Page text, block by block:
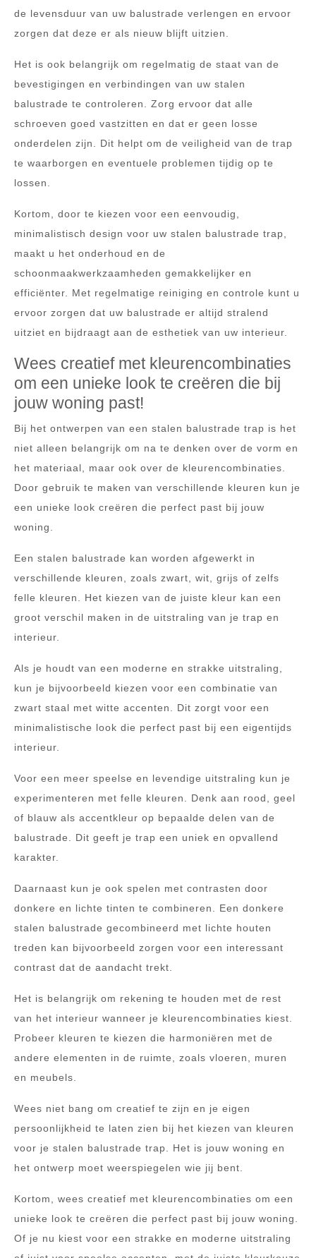
de levensduur van uw balustrade verlengen en ervoor
zorgen dat deze er als nieuw blijft uitzien.
Het is ook belangrijk om regelmatig de staat van de
bevestigingen en verbindingen van uw stalen
balustrade te controleren. Zorg ervoor dat alle
schroeven goed vastzitten en dat er geen losse
onderdelen zijn. Dit helpt om de veiligheid van de trap
te waarborgen en eventuele problemen tijdig op te
lossen.
Kortom, door te kiezen voor een eenvoudig,
minimalistisch design voor uw stalen balustrade trap,
maakt u het onderhoud en de
schoonmaakwerkzaamheden gemakkelijker en
efficiënter. Met regelmatige reiniging en controle kunt u
ervoor zorgen dat uw balustrade er altijd stralend
uitziet en bijdraagt aan de esthetiek van uw interieur.
Wees creatief met kleurencombinaties
om een unieke look te creëren die bij
jouw woning past!
Bij het ontwerpen van een stalen balustrade trap is het
niet alleen belangrijk om na te denken over de vorm en
het materiaal, maar ook over de kleurencombinaties.
Door gebruik te maken van verschillende kleuren kun je
een unieke look creëren die perfect past bij jouw
woning.
Een stalen balustrade kan worden afgewerkt in
verschillende kleuren, zoals zwart, wit, grijs of zelfs
felle kleuren. Het kiezen van de juiste kleur kan een
groot verschil maken in de uitstraling van je trap en
interieur.
Als je houdt van een moderne en strakke uitstraling,
kun je bijvoorbeeld kiezen voor een combinatie van
zwart staal met witte accenten. Dit zorgt voor een
minimalistische look die perfect past bij een eigentijds
interieur.
Voor een meer speelse en levendige uitstraling kun je
experimenteren met felle kleuren. Denk aan rood, geel
of blauw als accentkleur op bepaalde delen van de
balustrade. Dit geeft je trap een uniek en opvallend
karakter.
Daarnaast kun je ook spelen met contrasten door
donkere en lichte tinten te combineren. Een donkere
stalen balustrade gecombineerd met lichte houten
treden kan bijvoorbeeld zorgen voor een interessant
contrast dat de aandacht trekt.
Het is belangrijk om rekening te houden met de rest
van het interieur wanneer je kleurencombinaties kiest.
Probeer kleuren te kiezen die harmoniëren met de
andere elementen in de ruimte, zoals vloeren, muren
en meubels.
Wees niet bang om creatief te zijn en je eigen
persoonlijkheid te laten zien bij het kiezen van kleuren
voor je stalen balustrade trap. Het is jouw woning en
het ontwerp moet weerspiegelen wie jij bent.
Kortom, wees creatief met kleurencombinaties om een
unieke look te creëren die perfect past bij jouw woning.
Of je nu kiest voor een strakke en moderne uitstraling